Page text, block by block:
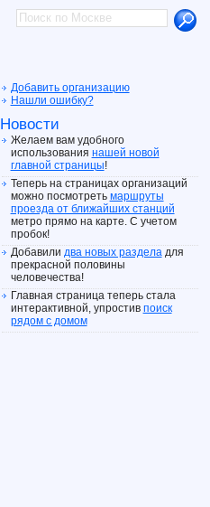
Добавить организацию
Нашли ошибку?
Новости
Желаем вам удобного
использования нашей новой
главной страницы!
Теперь на страницах организаций
можно посмотреть маршруты
проезда от ближайших станций
метро прямо на карте. С учетом
пробок!
Добавили два новых разделадля
прекрасной половины
человечества!
Главная страница теперь стала
интерактивной, упростив поиск
рядом с домом